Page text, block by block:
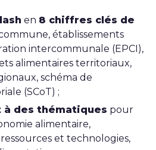
en 8 chiffres clés de
établissements
intercommunale (EPCI),
alimentaires territoriaux,
schéma de
(SCoT) ;
à des thématiques pour
alimentaire,
et technologies,